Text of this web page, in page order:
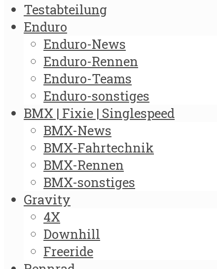
Testabteilung
Enduro
Enduro-News
Enduro-Rennen
Enduro-Teams
Enduro-sonstiges
BMX | Fixie | Singlespeed
BMX-News
BMX-Fahrtechnik
BMX-Rennen
BMX-sonstiges
Gravity
4X
Downhill
Freeride